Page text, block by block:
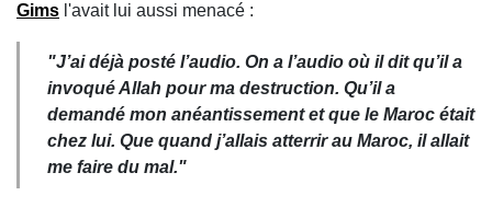
Gims l'avait lui aussi menacé :
"J’ai déjà posté l’audio. On a l’audio où il dit qu’il a
invoqué Allah pour ma destruction. Qu’il a
demandé mon anéantissement et que le Maroc était
chez lui. Que quand j’allais atterrir au Maroc, il allait
me faire du mal."